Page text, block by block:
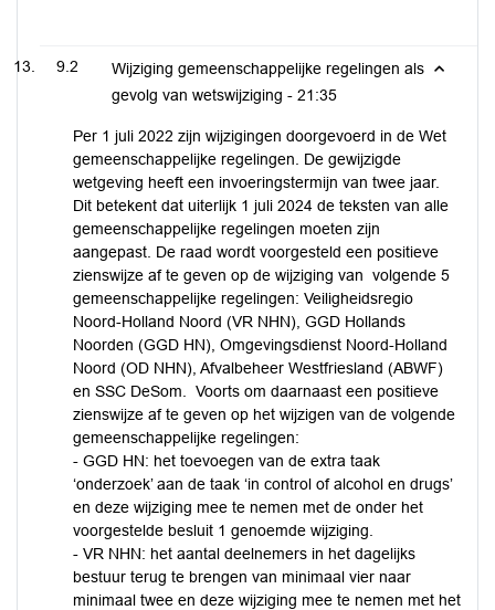
9.2
Wijziging gemeenschappelijke regelingen als
gevolg van wetswijziging - 21:35
Per 1 juli 2022 zijn wijzigingen doorgevoerd in de Wet
gemeenschappelijke regelingen. De gewijzigde
wetgeving heeft een invoeringstermijn van twee jaar.
Dit betekent dat uiterlijk 1 juli 2024 de teksten van alle
gemeenschappelijke regelingen moeten zijn
aangepast. De raad wordt voorgesteld een positieve
zienswijze af te geven op de wijziging van volgende 5
gemeenschappelijke regelingen: Veiligheidsregio
Noord-Holland Noord (VR NHN), GGD Hollands
Noorden (GGD HN), Omgevingsdienst Noord-Holland
Noord (OD NHN), Afvalbeheer Westfriesland (ABWF)
en SSC DeSom. Voorts om daarnaast een positieve
zienswijze af te geven op het wijzigen van de volgende
gemeenschappelijke regelingen:
- GGD HN: het toevoegen van de extra taak
‘onderzoek’ aan de taak ‘in control of alcohol en drugs’
en deze wijziging mee te nemen met de onder het
voorgestelde besluit 1 genoemde wijziging.
- VR NHN: het aantal deelnemers in het dagelijks
bestuur terug te brengen van minimaal vier naar
minimaal twee en deze wijziging mee te nemen met het